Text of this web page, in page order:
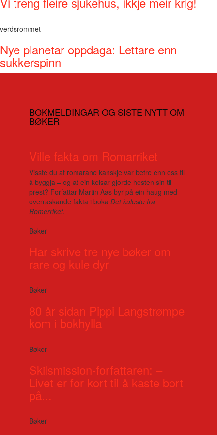
verdsrommet
Nye planetar oppdaga: Lettare enn
sukkerspinn
BOKMELDINGAR OG SISTE NYTT OM
BØKER
Ville fakta om Romarriket
Visste du at romarane kanskje var betre enn oss til
å byggja – og at ein keisar gjorde hesten sin til
prest? Forfattar Martin Aas byr på ein haug med
overraskande fakta i boka Det kuleste fra
Romerriket.
Bøker
Har skrive tre nye bøker om
rare og kule dyr
Bøker
80 år sidan Pippi Langstrømpe
kom i bokhylla
Bøker
Skilsmission-forfattaren: –
Livet er for kort til å kaste bort
på...
Bøker